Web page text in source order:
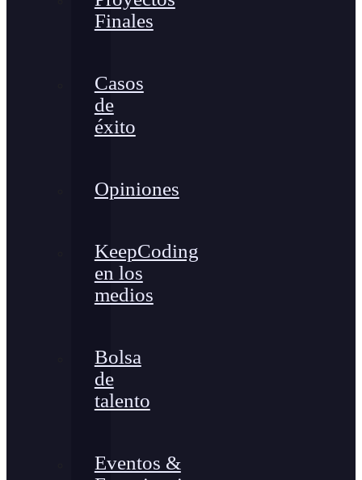
Finales
Casos
de
éxito
Opiniones
KeepCoding
en los
medios
Bolsa
de
talento
Eventos &